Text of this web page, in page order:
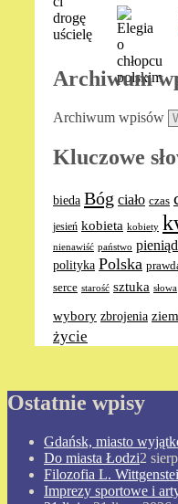
Archiwum
Archiwum wpisów
Kluczowe
bieda Bóg ciało czas
jesień kobieta kobiety
nienawiść państwo
polityka Polska
serce starość sztuka słowa
wybory zbrojenia
życie
Ostatnie wpisy
Gdańsk, miasto
Do miasta Łodzi2
Filozofia L.
Imprezy sportowe i